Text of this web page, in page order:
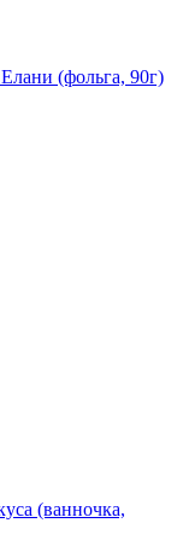
(фольга, 90г)
(ванночка,